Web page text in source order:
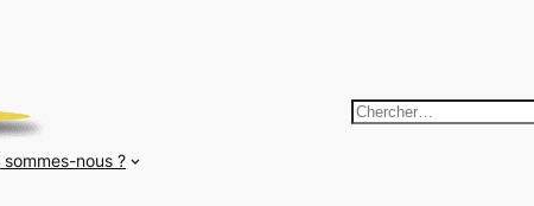
sommes-nous ?
R